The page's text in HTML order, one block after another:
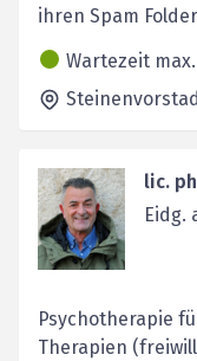
ihren Spam
Wartezeit max.
lic.
Eidg.
Psychotherapie
Therapien